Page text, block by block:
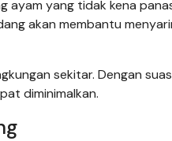
ayam yang tidak kena
akan membantu
sekitar. Dengan
diminimalkan.